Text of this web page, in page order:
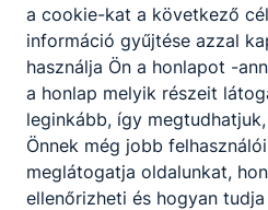
a cookie-kat a következő
információ gyűjtése azzal
használja Ön a honlapot -
a honlap melyik részeit
leginkább, így
Önnek még jobb
meglátogatja oldalunkat,
ellenőrizheti és hogyan